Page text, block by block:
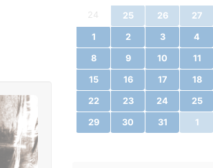
24
25 26 27
1 2 3 4
8 9 10 11
15 16 17 18
22 23 24 25
29 30 31 1